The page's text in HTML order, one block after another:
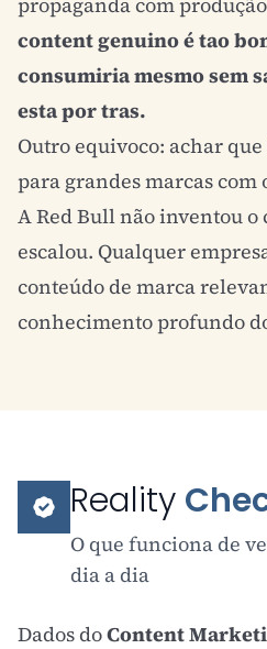
content genuino é tao
consumiria mesmo sem
esta por tras.
Outro equivoco: achar
para grandes marcas
A Red Bull não inventou o
escalou. Qualquer
conteúdo de marca
conhecimento profundo
Reality
O que funciona de
dia a dia
Dados doContent